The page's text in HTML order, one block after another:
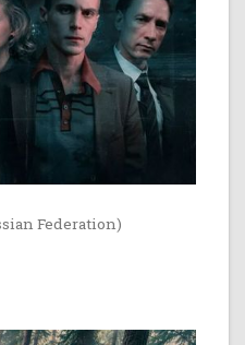
Federation)